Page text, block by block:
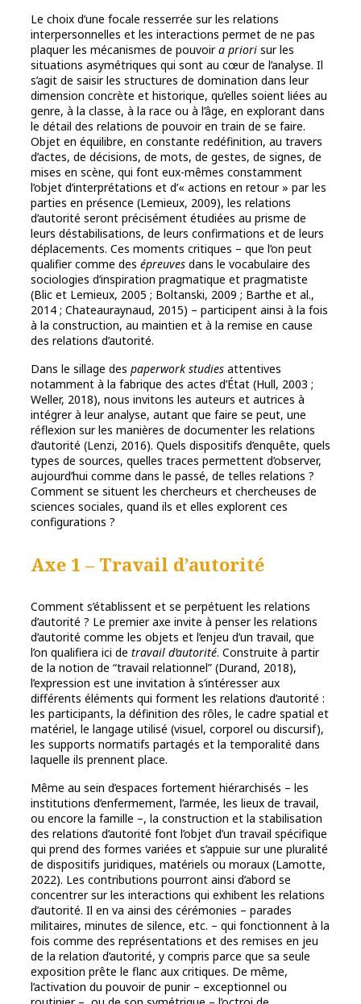
Le choix d’une focale resserrée sur les relations
interpersonnelles et les interactions permet de ne pas
plaquer les mécanismes de pouvoira priori sur les
situations asymétriques qui sont au cœur de l’analyse. Il
s’agit de saisir les structures de domination dans leur
dimension concrète et historique, qu’elles soient liées au
genre, à la classe, à la race ou à l’âge, en explorant dans
le détail des relations de pouvoir en train de se faire.
Objet en équilibre, en constante redéfinition, au travers
d’actes, de décisions, de mots, de gestes, de signes, de
mises en scène, qui font eux-mêmes constamment
l’objet d’interprétations et d’« actions en retour » par les
parties en présence (Lemieux, 2009), les relations
d’autorité seront précisément étudiées au prisme de
leurs déstabilisations, de leurs confirmations et de leurs
déplacements. Ces moments critiques – que l’on peut
qualifier comme des épreuves dans le vocabulaire des
sociologies d’inspiration pragmatique et pragmatiste
(Blic et Lemieux, 2005 ; Boltanski, 2009 ; Barthe et al.,
2014 ; Chateauraynaud, 2015) – participent ainsi à la fois
à la construction, au maintien et à la remise en cause
des relations d’autorité.
Dans le sillage des paperwork studies attentives
notamment à la fabrique des actes d’État (Hull, 2003 ;
Weller, 2018), nous invitons les auteurs et autrices à
intégrer à leur analyse, autant que faire se peut, une
réflexion sur les manières de documenter les relations
d’autorité (Lenzi, 2016). Quels dispositifs d’enquête, quels
types de sources, quelles traces permettent d’observer,
aujourd’hui comme dans le passé, de telles relations ?
Comment se situent les chercheurs et chercheuses de
sciences sociales, quand ils et elles explorent ces
configurations ?
Axe 1 – Travail d’autorité
Comment s’établissent et se perpétuent les relations
d’autorité ? Le premier axe invite à penser les relations
d’autorité comme les objets et l’enjeu d’un travail, que
l’on qualifiera ici de travail d’autorité. Construite à partir
de la notion de “travail relationnel” (Durand, 2018),
l’expression est une invitation à s’intéresser aux
différents éléments qui forment les relations d’autorité :
les participants, la définition des rôles, le cadre spatial et
matériel, le langage utilisé (visuel, corporel ou discursif),
les supports normatifs partagés et la temporalité dans
laquelle ils prennent place.
Même au sein d’espaces fortement hiérarchisés – les
institutions d’enfermement, l’armée, les lieux de travail,
ou encore la famille –, la construction et la stabilisation
des relations d’autorité font l’objet d’un travail spécifique
qui prend des formes variées et s’appuie sur une pluralité
de dispositifs juridiques, matériels ou moraux (Lamotte,
2022). Les contributions pourront ainsi d’abord se
concentrer sur les interactions qui exhibent les relations
d’autorité. Il en va ainsi des cérémonies – parades
militaires, minutes de silence, etc. – qui fonctionnent à la
fois comme des représentations et des remises en jeu
de la relation d’autorité, y compris parce que sa seule
exposition prête le flanc aux critiques. De même,
l’activation du pouvoir de punir – exceptionnel ou